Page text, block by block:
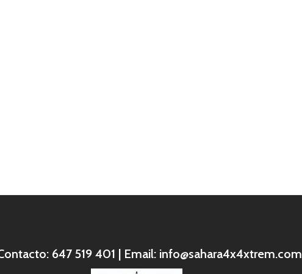
647 519 401 | Email: info@sahara4x4xtrem.com